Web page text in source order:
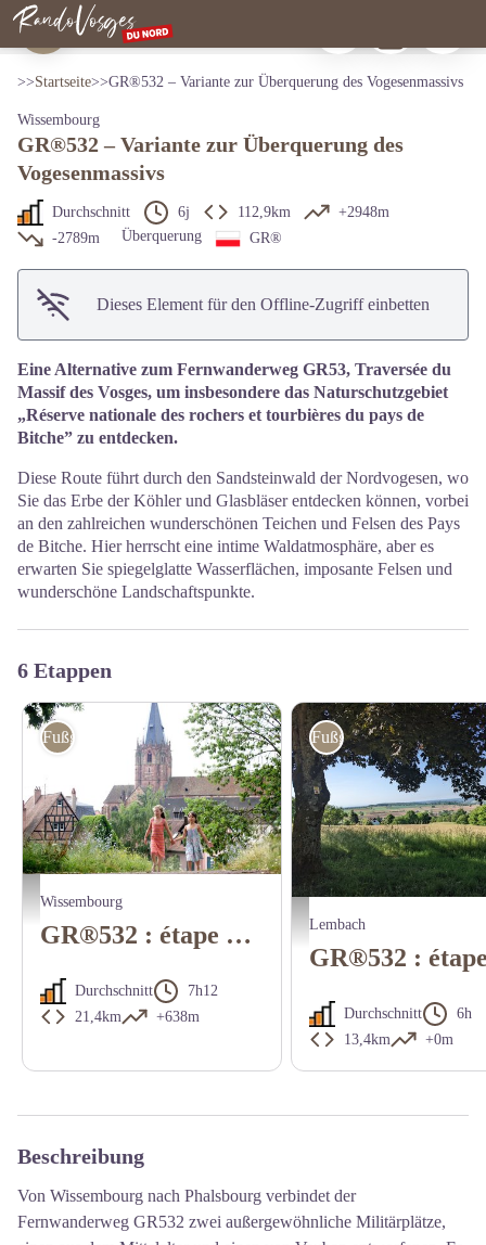
Nordvogesen
GR®532 – Variante zur Überquerung des Vogesenmassivs
Wissembourg - Clin d'oeil Photo
View picture in full screen
>>Startseite>>GR®532 – Variante zur Überquerung des Vogesenmassivs
Wissembourg
GR®532 – Variante zur Überquerung des
Vogesenmassivs
Durchschnitt 6j 112,9km
+2948m
-2789m
Überquerung GR®
Dieses Element für den Offline-Zugriff einbetten
Eine Alternative zum Fernwanderweg GR53, Traversée du
Massif des Vosges, um insbesondere das Naturschutzgebiet
„Réserve nationale des rochers et tourbières du pays de
Bitche” zu entdecken.
Diese Route führt durch den Sandsteinwald der Nordvogesen, wo
Sie das Erbe der Köhler und Glasbläser entdecken können, vorbei
an den zahlreichen wunderschönen Teichen und Felsen des Pays
de Bitche. Hier herrscht eine intime Waldatmosphäre, aber es
erwarten Sie spiegelglatte Wasserflächen, imposante Felsen und
wunderschöne Landschaftspunkte.
6 Etappen
Wissembourg - Adean Orea
Fußgänger
Wissembourg
GR®532 : étape 1 de Wissembourg à Lembach
Durchschnitt
7h12
21,4km
+638m
Vue sur Goersdorf depuis le
Fußgänger
Lembach
Durchschnitt
6h
13,4km
+0m
Beschreibung
Von Wissembourg nach Phalsbourg verbindet der
Fernwanderweg GR532 zwei außergewöhnliche Militärplätze,